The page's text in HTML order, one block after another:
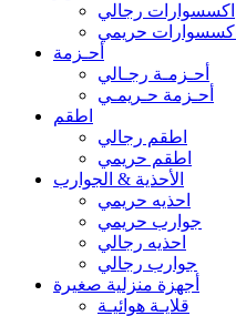
اكسسوارات رجالي
اكسسوارات حريمي
أحـزمة
أحـزمـة رجـالي
أحـزمة حـريمـي
اطقم
اطقم رجالي
اطقم حريمي
الأحذية & الجوارب
احذيه حريمي
جوارب حريمي
احذيه رجالي
جوارب رجالي
أجهزة منزلية صغيرة
قلايـة هوائيـة